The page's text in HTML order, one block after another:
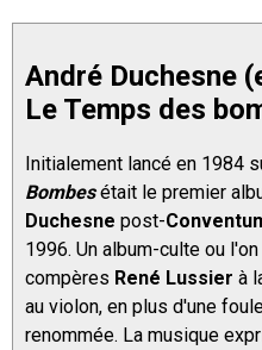
André Duchesne
Le Temps des
Initialement lancé en 1984
Bombesétait le premier
Duchesne post-
1996. Un album-culte ou
compères René Lussier à
au violon, en plus d'une
renommée. La musique